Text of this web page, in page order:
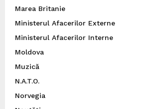
Marea Britanie
Ministerul Afacerilor Externe
Ministerul Afacerilor Interne
Moldova
Muzică
N.A.T.O.
Norvegia